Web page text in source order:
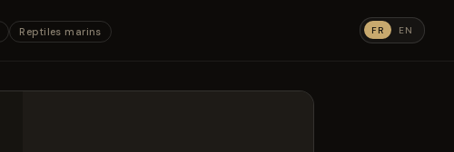
Reptiles marins FR EN